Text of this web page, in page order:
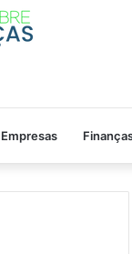
Empresas